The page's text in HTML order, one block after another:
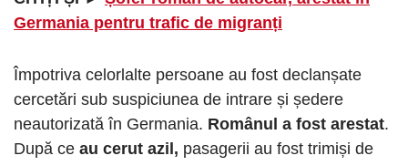
Germania pentru trafic de migranți
Împotriva celorlalte persoane au fost declanșate
cercetări sub suspiciunea de intrare și ședere
neautorizată în Germania. Românul a fost arestat.
După ce au cerut azil, pasagerii au fost trimiși de